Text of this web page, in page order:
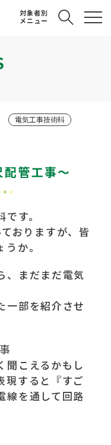
対象者別
メニュー
電気工事技術科
管工事～
す。
おりますが、皆
か。
、まだまだ電気
一部を紹介させ
聞こえるかもし
現すると『すご
線を通して回路